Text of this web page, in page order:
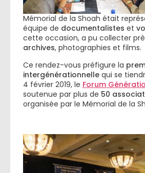
Mémorial de la Shoah était
équipe de documentalistes et
cette occasion, a pu collecter
archives, photographies et films.
Ce rendez-vous préfigure la
intergénérationnelle qui se
4 février 2019, le Forum
soutenue par plus de 50
organisée par le Mémorial de la